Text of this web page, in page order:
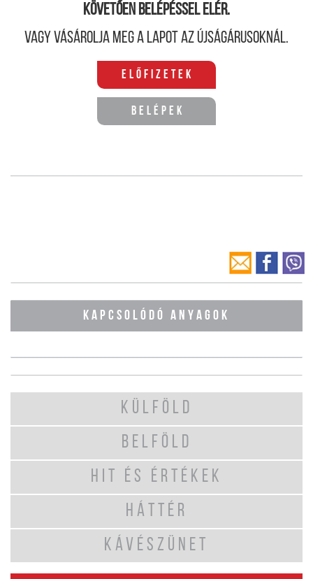
követően belépéssel elér.
Vagy vásárolja meg a lapot az újságárusoknál.
Előfizetek
Belépek
KAPCSOLÓDÓ ANYAGOK
KÜLFÖLD
BELFÖLD
HIT ÉS ÉRTÉKEK
HÁTTÉR
KÁVÉSZÜNET